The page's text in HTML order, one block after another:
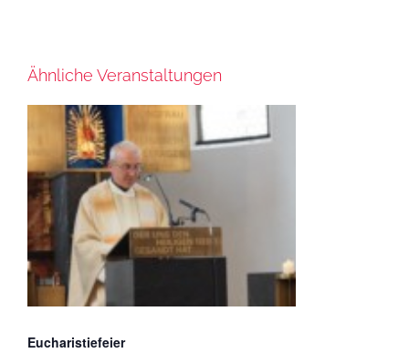
Ähnliche Veranstaltungen
Eucharistiefeier